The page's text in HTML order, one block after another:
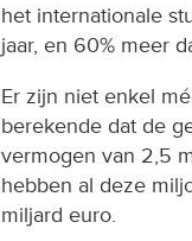
het internationale
jaar, en 60% meer
Er zijn niet enkel
berekende dat de
vermogen van 2,5
hebben al deze
miljard euro.